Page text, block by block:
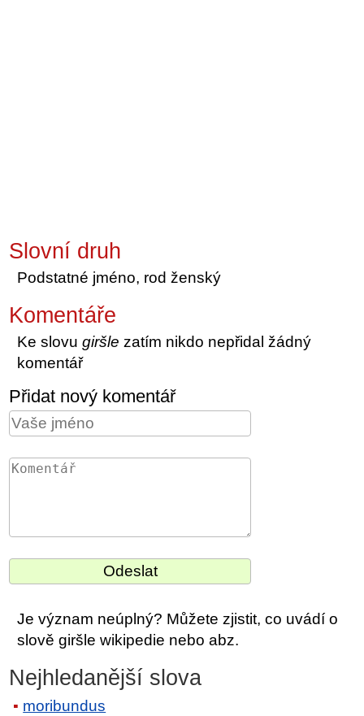
Slovní druh
Podstatné jméno, rod ženský
Komentáře
Ke slovugiršle zatím nikdo nepřidal žádný
komentář
Přidat nový komentář
Je význam neúplný? Můžete zjistit, co uvádí o
slově giršle wikipedie nebo abz.
Nejhledanější slova
moribundus